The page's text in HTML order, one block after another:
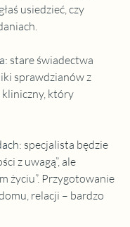
usiedzieć, czy
: stare świadectwa
sprawdzianów z
kliniczny, który
: specjalista będzie
z uwagą”, ale
życiu”. Przygotowanie
relacji – bardzo